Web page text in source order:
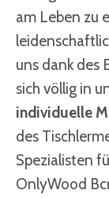
am Leben zu
uns dank des
sich völlig in
individuelle
des
Spezialisten
OnlyWood